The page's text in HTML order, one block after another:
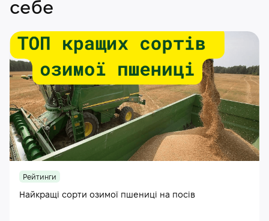
себе
Рейтинги
Найкращі сорти озимої пшениці на посів